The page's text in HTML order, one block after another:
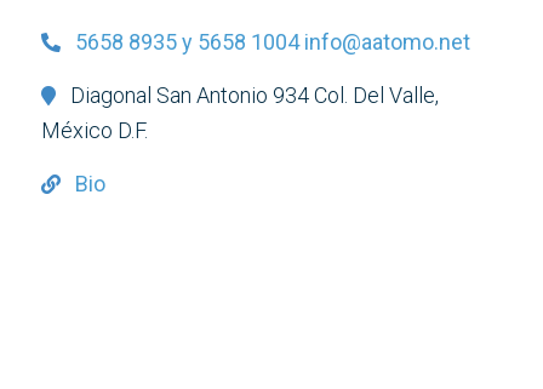
5658 8935 y 5658 1004 info@aatomo.net
Diagonal San Antonio 934 Col. Del Valle,
México D.F.
Bio